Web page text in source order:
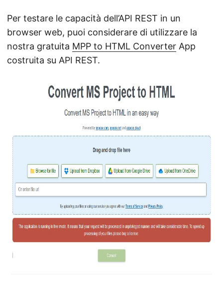
Per testare le capacità dell’API REST in un
browser web, puoi considerare di utilizzare la
nostra gratuita MPP to HTML Converter App
costruita su API REST.